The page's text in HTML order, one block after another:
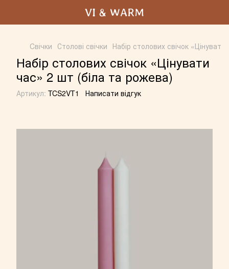
Cвічки Столові свічки Набір столових свічок
Набір столових свічок «Цінувати
час» 2 шт (біла та рожева)
Артикул: TCS2VT1 Написати відгук